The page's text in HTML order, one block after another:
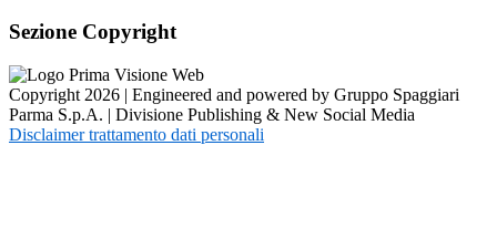
Sezione Copyright
Copyright 2026 | Engineered and powered by Gruppo Spaggiari
Parma S.p.A. | Divisione Publishing & New Social Media
Disclaimer trattamento dati personali